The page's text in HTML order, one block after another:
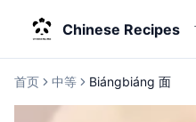
Chinese Recipes
首页 中等 Biángbiáng 面